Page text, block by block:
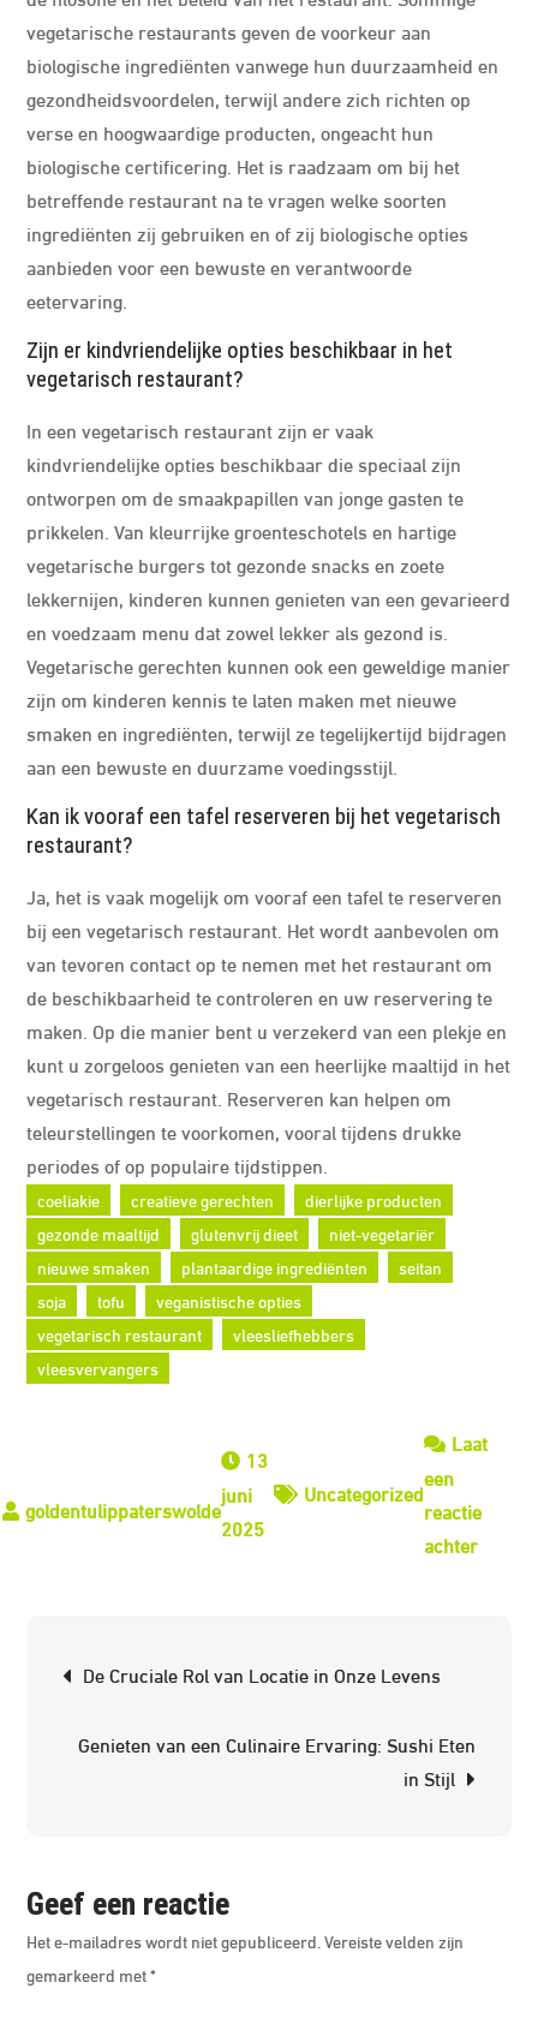
vegetarische restaurants geven de voorkeur aan
biologische ingrediënten vanwege hun duurzaamheid en
gezondheidsvoordelen, terwijl andere zich richten op
verse en hoogwaardige producten, ongeacht hun
biologische certificering. Het is raadzaam om bij het
betreffende restaurant na te vragen welke soorten
ingrediënten zij gebruiken en of zij biologische opties
aanbieden voor een bewuste en verantwoorde
eetervaring.
Zijn er kindvriendelijke opties beschikbaar in het
vegetarisch restaurant?
In een vegetarisch restaurant zijn er vaak
kindvriendelijke opties beschikbaar die speciaal zijn
ontworpen om de smaakpapillen van jonge gasten te
prikkelen. Van kleurrijke groenteschotels en hartige
vegetarische burgers tot gezonde snacks en zoete
lekkernijen, kinderen kunnen genieten van een gevarieerd
en voedzaam menu dat zowel lekker als gezond is.
Vegetarische gerechten kunnen ook een geweldige manier
zijn om kinderen kennis te laten maken met nieuwe
smaken en ingrediënten, terwijl ze tegelijkertijd bijdragen
aan een bewuste en duurzame voedingsstijl.
Kan ik vooraf een tafel reserveren bij het vegetarisch
restaurant?
Ja, het is vaak mogelijk om vooraf een tafel te reserveren
bij een vegetarisch restaurant. Het wordt aanbevolen om
van tevoren contact op te nemen met het restaurant om
de beschikbaarheid te controleren en uw reservering te
maken. Op die manier bent u verzekerd van een plekje en
kunt u zorgeloos genieten van een heerlijke maaltijd in het
vegetarisch restaurant. Reserveren kan helpen om
teleurstellingen te voorkomen, vooral tijdens drukke
periodes of op populaire tijdstippen.
coeliakie creatieve gerechten
dierlijke producten
gezonde maaltijd
glutenvrij dieet
niet-vegetariër
nieuwe smaken
plantaardige ingrediënten
seitan
soja
tofu
veganistische opties
vegetarisch restaurant
vleesliefhebbers
vleesvervangers
13
juni
2025
Uncategorized
Laat
een
reactie
achterop
De Cruciale Rol van Locatie in Onze Levens
Genieten van een Culinaire Ervaring: Sushi Eten
in Stijl
Geef een reactie
Het e-mailadres wordt niet gepubliceerd. Vereiste velden zijn
gemarkeerd met*